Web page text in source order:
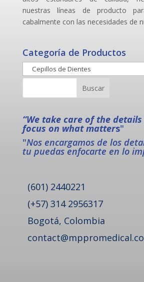
nuestras líneas de producto
cabalmente con las necesidades de
Categoría de Productos
“We take care of the
focus on what matters"
"Nos encargamos de los
tu puedas enfocarte en lo
(601) 2440221
(+57) 314 2956317
Bogotá, Colombia